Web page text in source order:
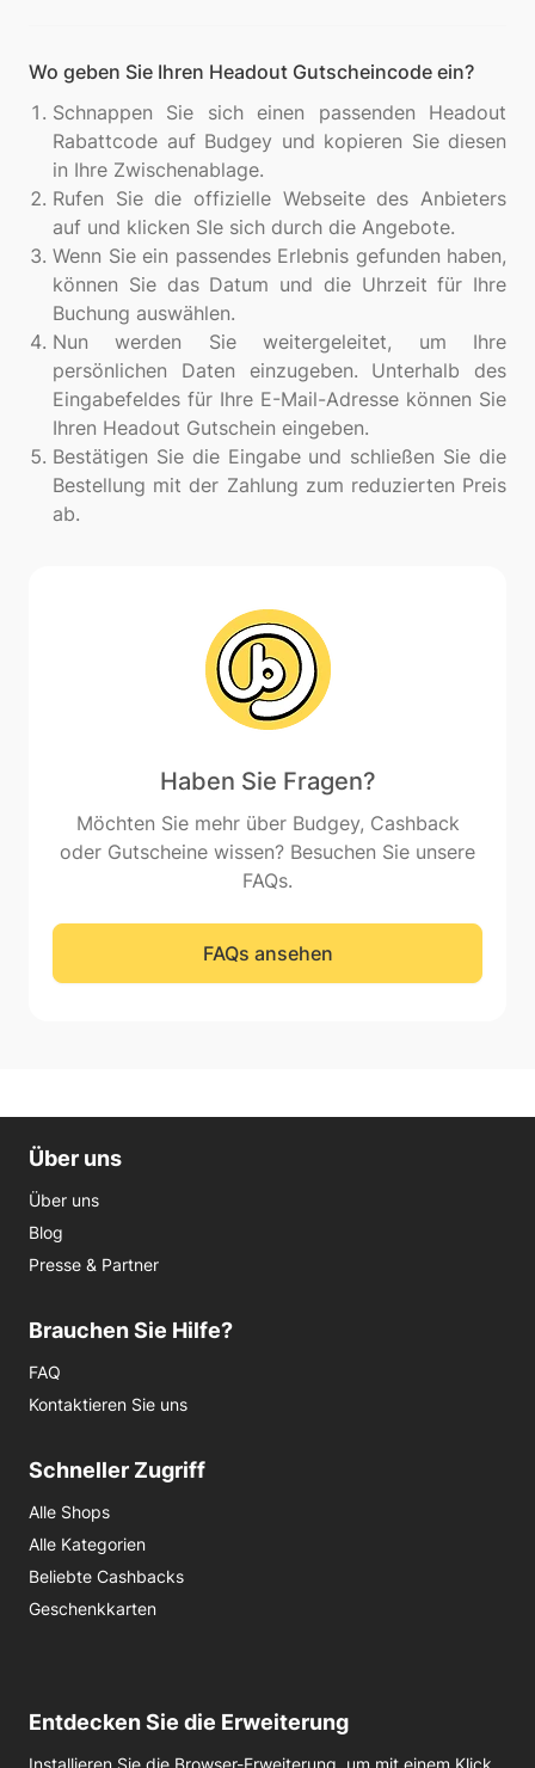
Wo geben Sie Ihren Headout Gutscheincode ein?
Schnappen Sie sich einen passenden Headout
Rabattcode auf Budgey und kopieren Sie diesen
in Ihre Zwischenablage.
Rufen Sie die offizielle Webseite des Anbieters
auf und klicken SIe sich durch die Angebote.
Wenn Sie ein passendes Erlebnis gefunden haben,
können Sie das Datum und die Uhrzeit für Ihre
Buchung auswählen.
Nun werden Sie weitergeleitet, um Ihre
persönlichen Daten einzugeben. Unterhalb des
Eingabefeldes für Ihre E-Mail-Adresse können Sie
Ihren Headout Gutschein eingeben.
Bestätigen Sie die Eingabe und schließen Sie die
Bestellung mit der Zahlung zum reduzierten Preis
ab.
Haben Sie Fragen?
Möchten Sie mehr über Budgey, Cashback
oder Gutscheine wissen? Besuchen Sie unsere
FAQs.
FAQs ansehen
Über uns
Über uns
Blog
Presse & Partner
Brauchen Sie Hilfe?
FAQ
Kontaktieren Sie uns
Schneller Zugriff
Alle Shops
Alle Kategorien
Beliebte Cashbacks
Geschenkkarten
Entdecken Sie die Erweiterung
Installieren Sie die Browser-Erweiterung, um mit einem Klick